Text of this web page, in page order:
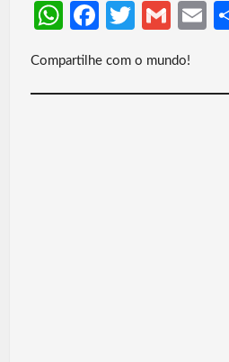
W
at
s
Fa
b
o
T
itt
er
G
ail
E
Compartilhe com o mundo!